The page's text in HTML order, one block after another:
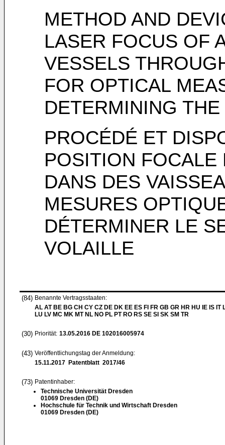
METHOD AND
LASER FOCUS OF
VESSELS
FOR OPTICAL
DETERMINING
PROCÉDÉ ET
POSITION FOCALE
DANS DES
MESURES
DÉTERMINER LE
VOLAILLE
(84) Benannte Vertragsstaaten:
AL AT BE BG CH CY CZ DE DK EE ES FI FR GB GR HR HU IE IS IT
LU LV MC MK MT NL NO PL PT RO RS SE SI SK SM TR
(30) Priorität: 13.05.2016 DE 102016005974
(43) Veröffentlichungstag der Anmeldung:
15.11.2017 Patentblatt 2017/46
(73) Patentinhaber:
Technische Universität Dresden
01069 Dresden (DE)
Hochschule für Technik und Wirtschaft Dresden
01069 Dresden (DE)